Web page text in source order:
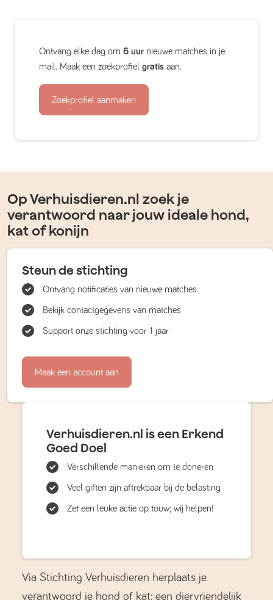
Ontvang elke dag om 6 uur nieuwe matches in je
mail. Maak een zoekprofiel gratis aan.
Zoekprofiel aanmaken
Op Verhuisdieren.nl zoek je
verantwoord naar jouw ideale hond,
kat of konijn
Steun de stichting
Ontvang notificaties van nieuwe matches
Bekijk contactgegevens van matches
Support onze stichting voor 1 jaar
Maak een account aan
Verhuisdieren.nl is een Erkend
Goed Doel
Verschillende manieren om te doneren
Veel giften zijn aftrekbaar bij de belasting
Zet een leuke actie op touw; wij helpen!
Via Stichting Verhuisdieren herplaats je
verantwoord je hond of kat; een diervriendelijk